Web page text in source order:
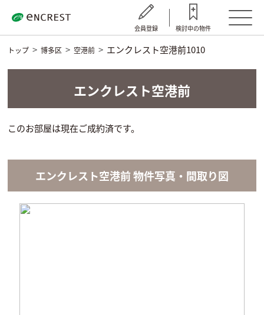
会員登録 検討中の物件
トップ 博多区 空港前 エンクレスト空港前1010
エンクレスト空港前
このお部屋は現在ご成約済です。
エンクレスト空港前 物件写真・間取り図